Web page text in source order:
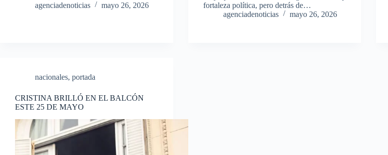
agenciadenoticias
mayo 26, 2026
fortaleza política, pero detrás de…
agenciadenoticias
mayo 26, 2026
nacionales, portada
CRISTINA BRILLÓ EN EL BALCÓN
ESTE 25 DE MAYO